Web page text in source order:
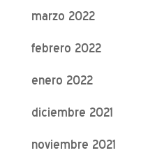
marzo 2022
febrero 2022
enero 2022
diciembre 2021
noviembre 2021